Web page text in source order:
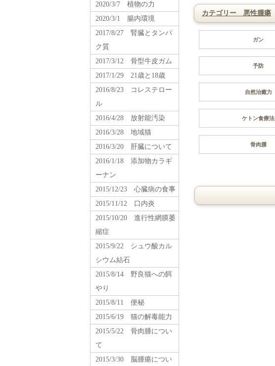
カテゴリー 悪性腫瘍
ガン
予防
自然治癒力
ケトン食療法
骨肉腫
2020/3/7 植物の力
2020/3/1 腸内環境
2017/8/27 腎臓とタンパ
ク質
2017/3/12 骨型牛皮ガム
2017/1/29 21歳と18歳
2016/8/23 コレステロー
ル
2016/4/28 放射能汚染
2016/3/28 地域猫
2016/3/20 肝臓について
2016/1/18 添加物カラギ
ーナン
2015/12/23 心臓病の食事
2015/11/12 口内炎
2015/10/20 進行性網膜萎
縮症
2015/9/22 シュウ酸カル
シウム結石
2015/8/14 野良猫への餌
やり
2015/8/11 便秘
2015/6/19 猫の解毒能力
2015/5/22 骨肉腫につい
て
2015/3/30 脳腫瘍につい